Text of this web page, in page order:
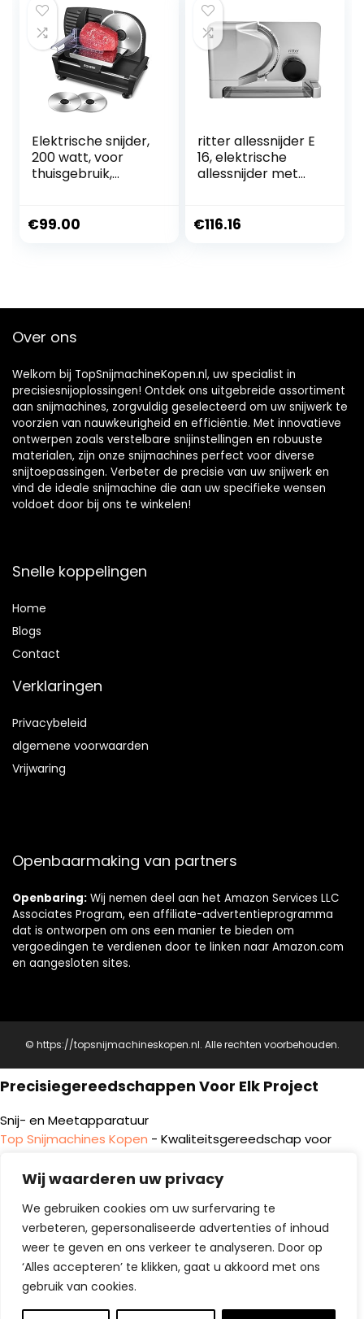
Wij waarderen uw privacy
We gebruiken cookies om uw surfervaring te
verbeteren, gepersonaliseerde advertenties of inhoud
weer te geven en ons verkeer te analyseren. Door op
‘Alles accepteren’ te klikken, gaat u akkoord met ons
gebruik van cookies.
snelheden,
roestvrijstalen
messen, 350
piekvermogen)
Matte
Elektrische snijder,
200 watt, voor
thuisgebruik,
met afneembaar
vlees, hammen,
€99.00
ritter allessnijder E
16, elektrische
allessnijder met
€116.16
Over ons
Welkom bij TopSnijmachineKopen.nl, uw specialist in
precisiesnijoplossingen! Ontdek ons uitgebreide assortiment
aan snijmachines, zorgvuldig geselecteerd om uw snijwerk te
voorzien van nauwkeurigheid en efficiëntie. Met innovatieve
ontwerpen zoals verstelbare snijinstellingen en robuuste
materialen, zijn onze snijmachines perfect voor diverse
snijtoepassingen. Verbeter de precisie van uw snijwerk en
vind de ideale snijmachine die aan uw specifieke wensen
voldoet door bij ons te winkelen!
Snelle koppelingen
Home
Blogs
Contact
Verklaringen
Privacybeleid
algemene voorwaarden
Vrijwaring
Openbaarmaking van partners
Openbaring: Wij nemen deel aan het Amazon Services LLC
Associates Program, een affiliate-advertentieprogramma
dat is ontworpen om ons een manier te bieden om
vergoedingen te verdienen door te linken naar Amazon.com
en aangesloten sites.
© https://topsnijmachineskopen.nl. Alle rechten voorbehouden.
Precisiegereedschappen Voor Elk Project
Snij- en Meetapparatuur
Top Snijmachines Kopen - Kwaliteitsgereedschap voor
Top Thermometer Kopen- Voor nauwkeurige metingen
Top Vloeren Kopen- Voor geavanceerde snijprojecten
Top Tuingereedschap Kopen- Complementeer je
werktuigenset